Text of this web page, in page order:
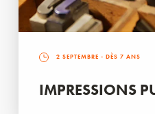
2 SEPTEMBRE - DÈS 7 ANS
IMPRESSIONS